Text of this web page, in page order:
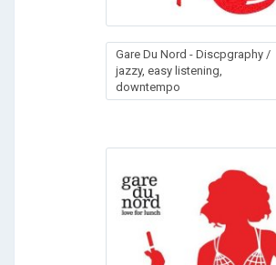
Gare Du Nord - Discpgraphy /
jazzy, easy listening,
downtempo